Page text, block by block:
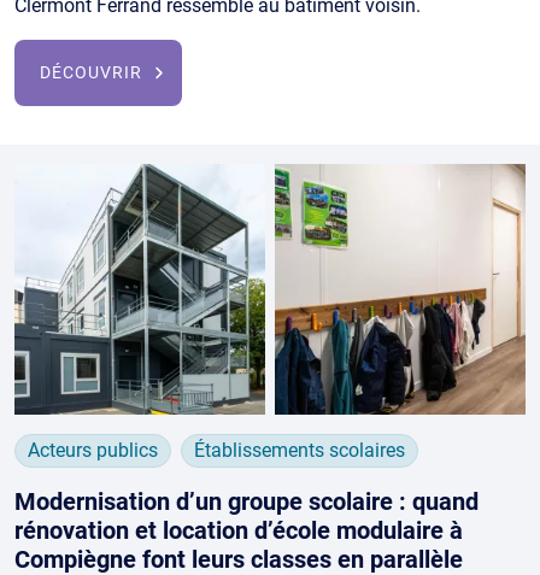
Clermont Ferrand ressemble au bâtiment voisin.
DÉCOUVRIR
Acteurs publics Établissements scolaires
Modernisation d’un groupe scolaire : quand
rénovation et location d’école modulaire à
Compiègne font leurs classes en parallèle